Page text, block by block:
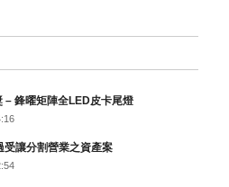
– 鋒曜矩陣全LED皮卡尾燈
受讓分割營業之資產案